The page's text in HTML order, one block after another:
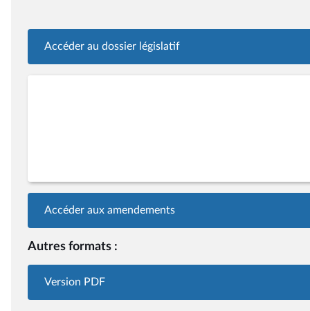
Accéder au dossier législatif
Accéder aux amendements
Autres formats :
Version PDF